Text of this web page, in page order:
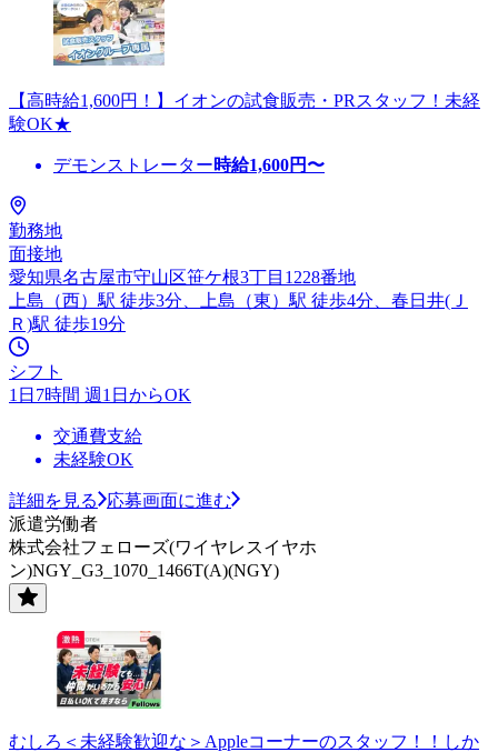
【高時給1,600円！】イオンの試食販売・PRスタッフ！未経
験OK★
デモンストレーター時給1,600円〜
勤務地
面接地
愛知県名古屋市守山区笹ケ根3丁目1228番地
上島（西）駅 徒歩3分、上島（東）駅 徒歩4分、春日井(Ｊ
Ｒ)駅 徒歩19分
シフト
1日7時間 週1日からOK
交通費支給
未経験OK
詳細を見る
応募画面に進む
派遣労働者
株式会社フェローズ(ワイヤレスイヤホ
ン)NGY_G3_1070_1466T(A)(NGY)
むしろ＜未経験歓迎な＞Appleコーナーのスタッフ！！しか